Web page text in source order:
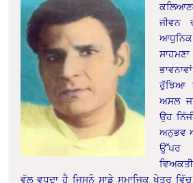
ਜੀਵਨ
ਰੁੱਝਿਆ
ਅਸਲ
ਉਹ
ਅਨੁਭਵ
ਵੱਲ ਵਧਦਾ ਹੈ ਜਿਸਨੂੰ ਸਾਡੇ ਸਮਾਜਿਕ ਖੇਤਰ ਵਿੱਚ